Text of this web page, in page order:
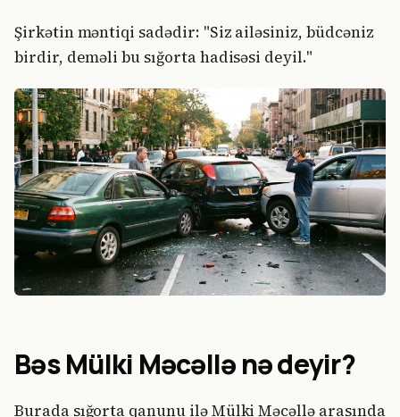
Şirkətin məntiqi sadədir: "Siz ailəsiniz, büdcəniz
birdir, deməli bu sığorta hadisəsi deyil."
Bəs Mülki Məcəllə nə deyir?
Burada sığorta qanunu ilə Mülki Məcəllə arasında